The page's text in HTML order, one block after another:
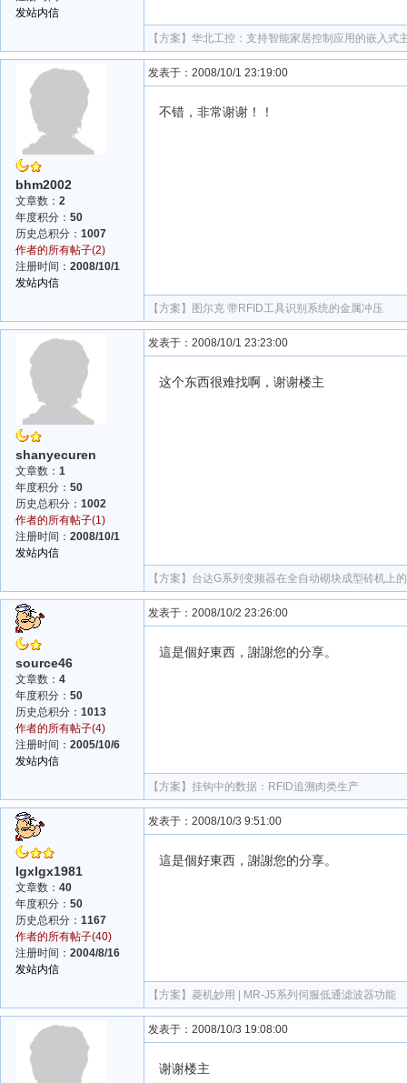
发站内信
【方案】 华北工控：支持智能家居控制应用的嵌入式
bhm2002
文章数： 2
年度积分： 50
历史总积分： 1007
作者的所有帖子(2)
注册时间： 2008/10/1
发站内信
发表于：2008/10/1 23:19:00
不错，非常谢谢！！
【方案】 图尔克 带RFID工具识别系统的金属冲压
shanyecuren
文章数： 1
年度积分： 50
历史总积分： 1002
作者的所有帖子(1)
注册时间： 2008/10/1
发站内信
发表于：2008/10/1 23:23:00
这个东西很难找啊，谢谢楼主
【方案】 台达G系列变频器在全自动砌块成型砖机上
source46
文章数： 4
年度积分： 50
历史总积分： 1013
作者的所有帖子(4)
注册时间： 2005/10/6
发站内信
发表于：2008/10/2 23:26:00
這是個好東西，謝謝您的分享。
【方案】 挂钩中的数据：RFID追溯肉类生产
lgxlgx1981
文章数： 40
年度积分： 50
历史总积分： 1167
作者的所有帖子(40)
注册时间： 2004/8/16
发站内信
发表于：2008/10/3 9:51:00
這是個好東西，謝謝您的分享。
【方案】 菱机妙用 | MR-J5系列伺服低通滤波器功能
发表于：2008/10/3 19:08:00
谢谢楼主